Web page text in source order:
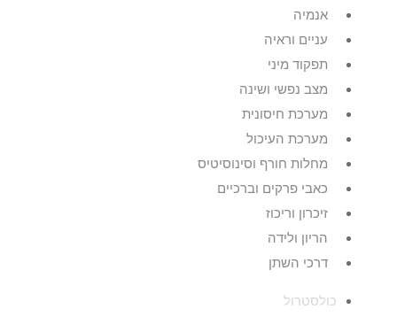
אנמיה
עניים וראיה
תפקוד מיני
מצב נפשי ושינה
מערכת חיסונית
מערכת העיכול
מחלות חורף וסינוסיטיס
כאבי פרקים וברכיים
זיכרון וריכוז
הריון ולידה
דרכי השתן
כולסטרול